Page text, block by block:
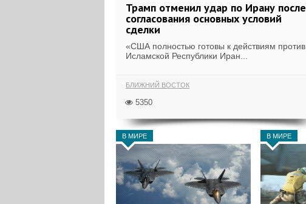
Трамп отменил удар по Ирану после
согласования основных условий
сделки
«США полностью готовы к действиям против
Исламской Республики Иран...
БЛИЖНИЙ ВОСТОК
5350
В МИРЕ В МИРЕ